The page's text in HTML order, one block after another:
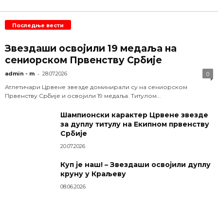
Последње вести
Звездаши освојили 19 медаља на
сениорском Првенству Србије
admin - m - 28.07.2026 0
Атлетичари Црвене звезде доминирали су на сениорском
Првенству Србије и освојили 19 медаља. Титулом...
Шампионски карактер Црвене звезде
за дуплу титулу на Екипном првенству
Србије
20.07.2026
Куп је наш! – Звездаши освојили дуплу
круну у Краљеву
08.06.2026